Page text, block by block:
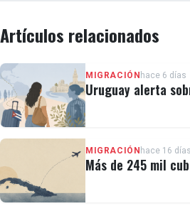
Artículos relacionados
MIGRACIÓN hace 6 días
Uruguay alerta
MIGRACIÓN hace 16 días
Más de 245 mil